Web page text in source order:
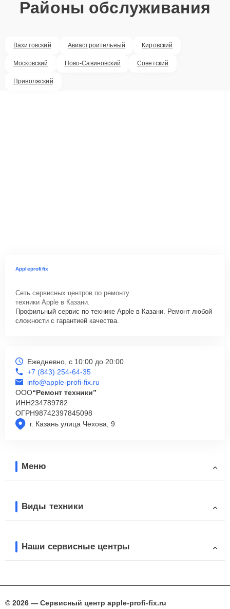
Районы обслуживания
Вахитовский Авиастроительный Кировский
Московский Ново-Савиновский Советский
Приволжский
Appleprofifix
Сеть сервисных центров по ремонту
техники Apple в Казани.
Профильный сервис по технике Apple в Казани. Ремонт любой
сложности с гарантией качества.
г. Казань улица Чехова, 9
Ежедневно, с 10:00 до 20:00
+7 (843) 254-64-35
info@apple-profi-fix.ru
ООО“Ремонт техники”
ИНН234789782
ОГРН98742397845098
Меню
Виды техники
Наши сервисные центры
© 2026 — Сервисный центр apple-profi-fix.ru